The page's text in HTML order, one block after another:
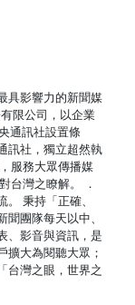
具影響力的新聞媒
限公司，以企業
通訊社設置條
訊社，獨立超然執
服務大眾傳播媒
台灣之瞭解。 ．
秉持「正確、
團隊每天以中、
、影音與資訊，是
擴大為閱聽大眾；
台灣之眼，世界之